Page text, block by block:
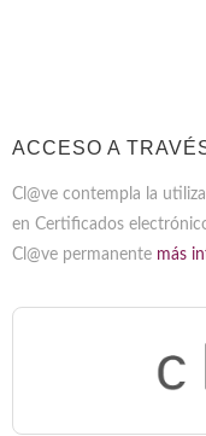
ACCESO A
Cl@ve contempla la
en Certificados
Cl@ve permanente más